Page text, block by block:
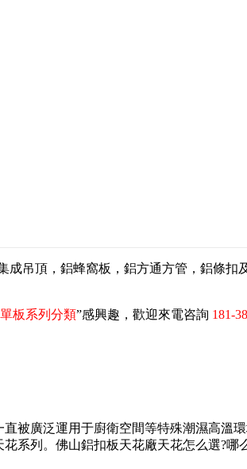
成吊頂，鋁蜂窩板，鋁方通方管，鋁條
板系列分類”感興趣，歡迎來電咨詢 181-
被廣泛運用于廚衛空間等特殊潮濕高溫
系列。佛山鋁扣板天花廠天花怎么選?